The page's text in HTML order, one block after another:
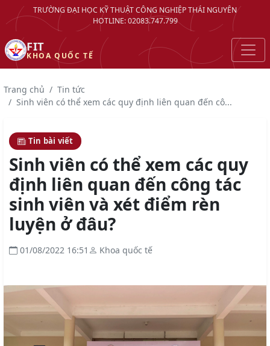
TRƯỜNG ĐẠI HỌC KỸ THUẬT CÔNG NGHIỆP THÁI NGUYÊN
HOTLINE: 02083.747.799
FIT
KHOA QUỐC TẾ
Trang chủ
Tin tức
Sinh viên có thể xem các quy định liên quan đến cô...
Tin bài viết
Sinh viên có thể xem các quy
định liên quan đến công tác
sinh viên và xét điểm rèn
luyện ở đâu?
01/08/2022 16:51 Khoa quốc tế